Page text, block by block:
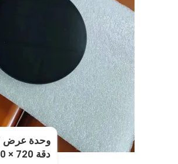
دقة 720 × 720 30 دبابيس MIPI 4LINE 800 C / D